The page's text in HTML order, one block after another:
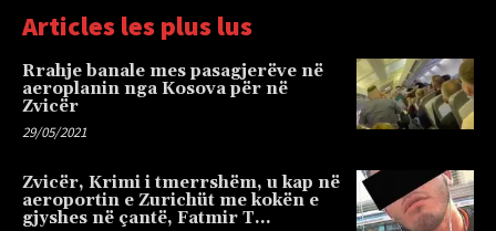
Articles les plus lus
Rrahje banale mes pasagjerëve në
aeroplanin nga Kosova për në
Zvicër
29/05/2021
Zvicër, Krimi i tmerrshëm, u kap në
aeroportin e Zurichüt me kokën e
gjyshes në çantë, Fatmir T…